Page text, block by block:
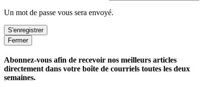
Un mot de passe vous sera envoyé.
Fermer
Abonnez-vous afin de recevoir nos meilleurs articles
directement dans votre boîte de courriels toutes les deux
semaines.